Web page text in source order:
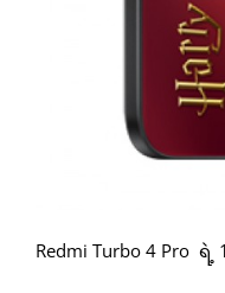
Redmi Turbo 4 Pro